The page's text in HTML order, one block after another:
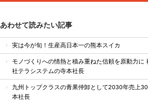
あわせて読みたい記事
実は今が旬！生産高日本一の熊本スイカ
モノづくりへの情熱と積み重ねた信頼を原動力
社テラシステムの寺本社長
九州トップクラスの青果仲卸として2030年売上
本社長